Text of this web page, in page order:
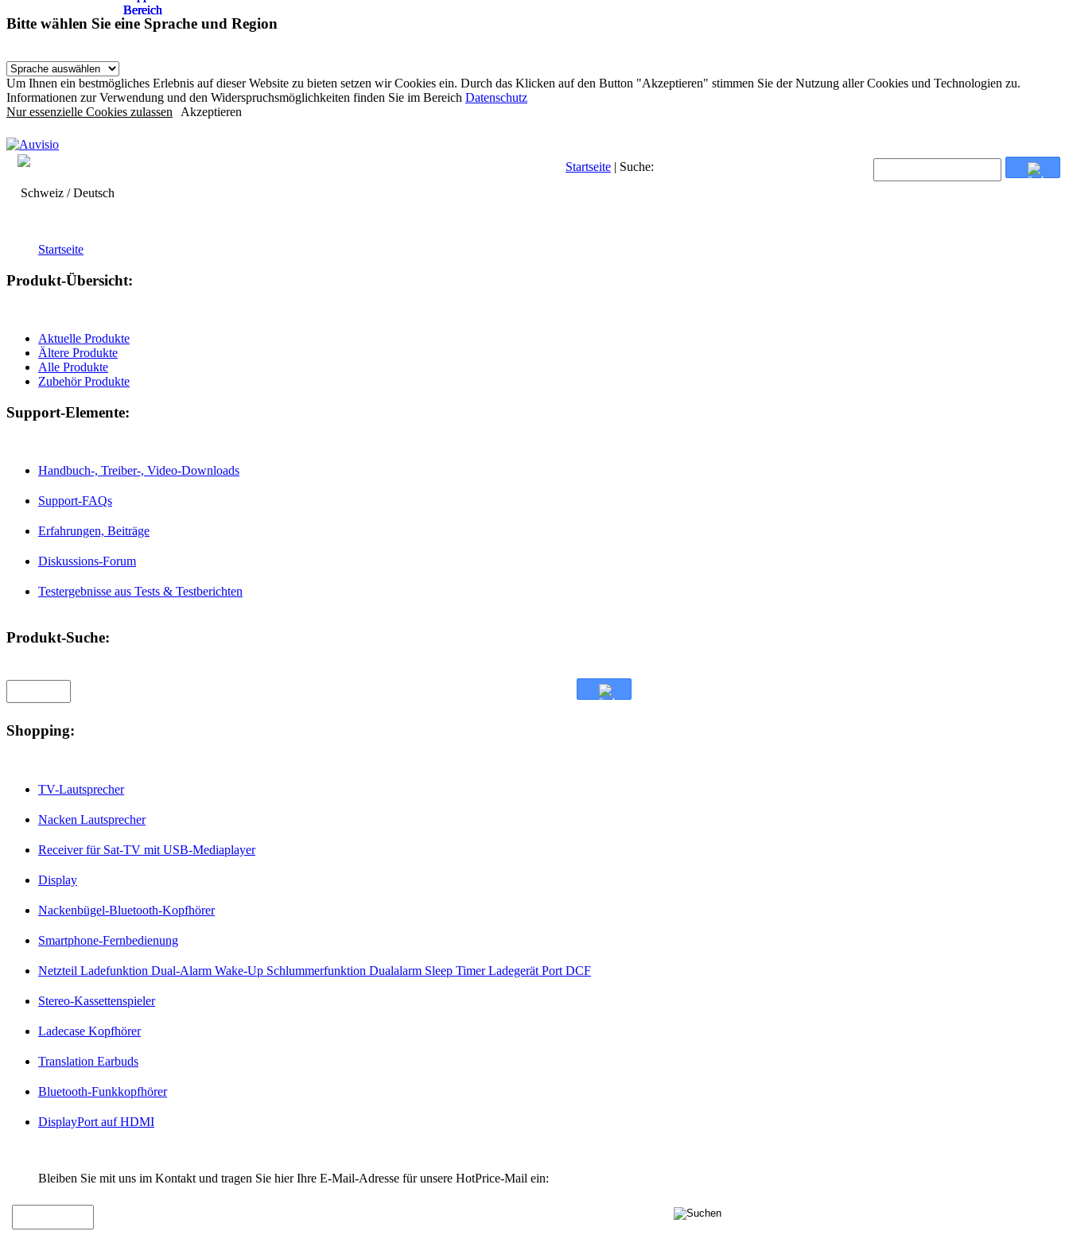
Bitte wählen Sie eine Sprache und Region
Um Ihnen ein bestmögliches Erlebnis auf dieser Website zu bieten setzen wir Cookies ein. Durch das Klicken auf den Button "Akzeptieren" stimmen Sie der Nutzung aller Cookies und Technologien zu.
Informationen zur Verwendung und den Widerspruchsmöglichkeiten finden Sie im Bereich Datenschutz
Nur essenzielle Cookies zulassen Akzeptieren
Schweiz / Deutsch
Startseite | Suche:
Startseite
Produkt-Übersicht:
Aktuelle Produkte
Ältere Produkte
Alle Produkte
Zubehör Produkte
Support-Elemente:
Handbuch-, Treiber-, Video-Downloads
Support-FAQs
Erfahrungen, Beiträge
Diskussions-Forum
Testergebnisse aus Tests & Testberichten
Produkt-Suche:
Shopping:
TV-Lautsprecher
Nacken Lautsprecher
Receiver für Sat-TV mit USB-Mediaplayer
Display
Nackenbügel-Bluetooth-Kopfhörer
Smartphone-Fernbedienung
Netzteil Ladefunktion Dual-Alarm Wake-Up Schlummerfunktion Dualalarm Sleep Timer Ladegerät Port DCF
Stereo-Kassettenspieler
Ladecase Kopfhörer
Translation Earbuds
Bluetooth-Funkkopfhörer
DisplayPort auf HDMI
Bleiben Sie mit uns im Kontakt und tragen Sie hier Ihre E-Mail-Adresse für unsere HotPrice-Mail ein:
Bereich
Bereich
Bereich
Bereich